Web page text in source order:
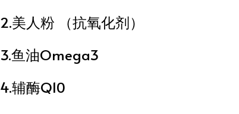
2.美人粉 （抗氧化剂）
3.鱼油Omega3
4.辅酶Q10